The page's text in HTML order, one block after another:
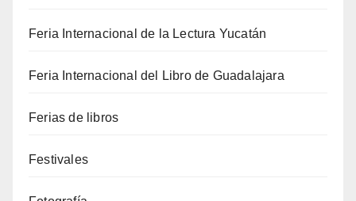
Feria Internacional de la Lectura Yucatán
Feria Internacional del Libro de Guadalajara
Ferias de libros
Festivales